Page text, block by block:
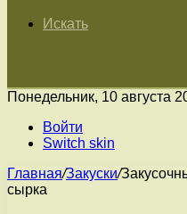
Искать
Понедельник, 10 августа
Войти
Switch skin
Главная/Закуски/
сырка